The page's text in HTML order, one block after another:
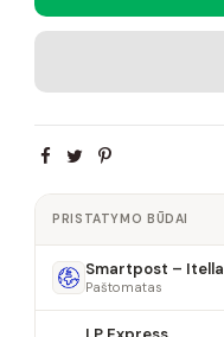
PRISTATYMO BŪDAI
Smartpost – Itella
Paštomatas